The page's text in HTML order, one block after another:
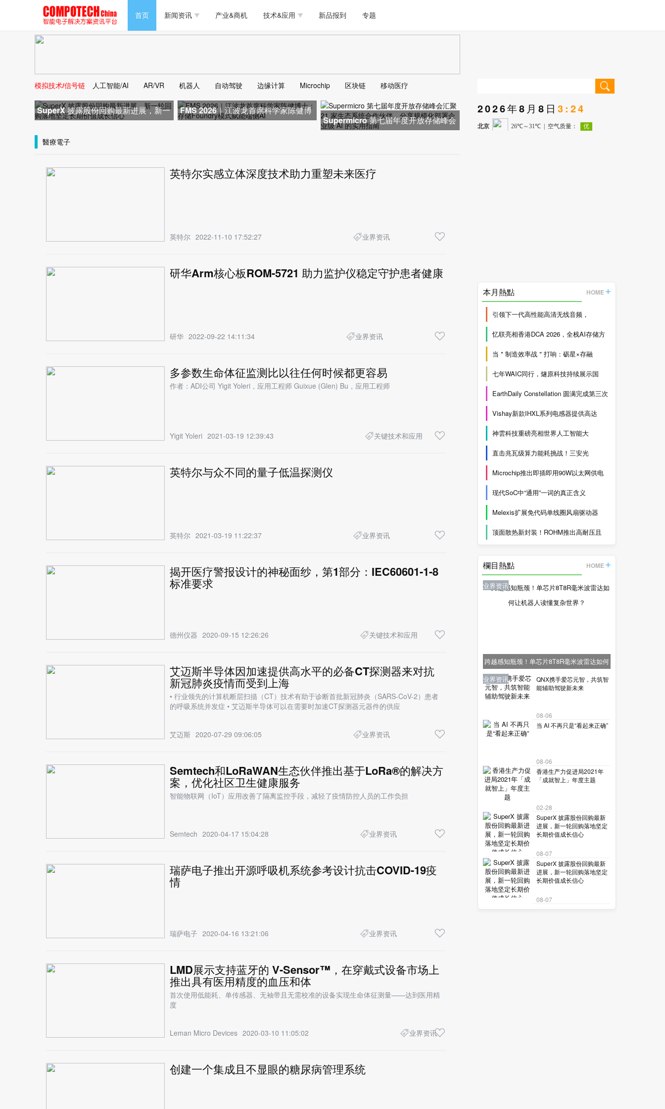
首页 新闻资讯
新能源 人工智能 安防监控
马达电机技术 物联网 模拟技术/信号链
产业&商机 技术&应用
安全 可穿戴
DLP AI/人工智能 传感器技术
新品报到 专题
PC/周边 软件/工具 医疗电子
马达电机技术 物联网 模拟技术/信号链
大数据/云 边缘计算 存储
存储 无线连接 LED
DLP AI/人工智能 传感器技术
AR/VR/图像/3D 电源技术/信号链 接口
模拟技术/信号链 人工智能/AI AR/VR 机器人 自动驾驶 边缘计算 Microchip 区块链 移动医疗
SuperX 披露股份回购最新进展，新一
FMS 2026｜江波龙首席科学家陈健博
Supermicro 第七届年度开放存储峰会
醫療電子
英特尔实感立体深度技术助力重塑未来医疗
英特尔 2022-11-10 17:52:27 业界资讯
研华Arm核心板ROM-5721 助力监护仪稳定守护患者健康
研华 2022-09-22 14:11:34 业界资讯
多参数生命体征监测比以往任何时候都更容易
作者：ADI公司 Yigit Yoleri，应用工程师 Guixue (Glen) Bu，应用工程师
Yigit Yoleri 2021-03-19 12:39:43 关键技术和应用
英特尔与众不同的量子低温探测仪
英特尔 2021-03-19 11:22:37 业界资讯
揭开医疗警报设计的神秘面纱，第1部分：IEC60601-1-8
标准要求
德州仪器 2020-09-15 12:26:26 关键技术和应用
艾迈斯半导体因加速提供高水平的必备CT探测器来对抗
新冠肺炎疫情而受到上海
• 行业领先的计算机断层扫描（CT）技术有助于诊断首批新冠肺炎（SARS-CoV-2）患者
的呼吸系统并发症 • 艾迈斯半导体可以在需要时加速CT探测器元器件的供应
艾迈斯 2020-07-29 09:06:05 业界资讯
Semtech和LoRaWAN生态伙伴推出基于LoRa®的解决方
案，优化社区卫生健康服务
智能物联网（IoT）应用改善了隔离监控手段，减轻了疫情防控人员的工作负担
Semtech 2020-04-17 15:04:28 业界资讯
瑞萨电子推出开源呼吸机系统参考设计抗击COVID-19疫
情
瑞萨电子 2020-04-16 13:21:06 业界资讯
LMD展示支持蓝牙的 V-Sensor™，在穿戴式设备市场上
推出具有医用精度的血压和体
首次使用低能耗、单传感器、无袖带且无需校准的设备实现生命体征测量——达到医用精
度
Leman Micro Devices 2020-03-10 11:05:02 业界资讯
创建一个集成且不显眼的糖尿病管理系统
2026年8月8日 3:24
本月熱點 HOME
引领下一代高性能高清无线音频，
忆联亮相香港DCA 2026，全栈AI存储方
当＂制造效率战＂打响：砺星×存融
七年WAIC同行，燧原科技持续展示国
EarthDaily Constellation 圆满完成第三次
Vishay新款IHXL系列电感器提供高达
神雲科技重磅亮相世界人工智能大
直击兆瓦级算力能耗挑战！三安光
Microchip推出即插即用90W以太网供电
现代SoC中“通用”一词的真正含义
Melexis扩展免代码单线圈风扇驱动器
顶面散热新封装！ROHM推出高耐压且
欄目熱點 HOME
业界资讯
跨越感知瓶颈！单芯片8T8R毫米波雷达如何
让机器人读懂复杂世界？
业界资讯
QNX携手爱芯元智，共筑智
能辅助驾驶新未来
08-06
业界资讯
当 AI 不再只是“看起来正确”
08-06
业界资讯
香港生产力促进局2021年
「成就智上」年度主题
02-28
业界资讯
SuperX 披露股份回购最新
进展，新一轮回购落地坚定
长期价值成长信心
08-07
业界资讯
SuperX 披露股份回购最新
进展，新一轮回购落地坚定
长期价值成长信心
08-07